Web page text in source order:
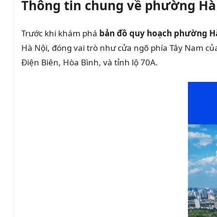
Thông tin chung về phường
Trước khi khám phá bản đồ quy hoạch phường
Hà Nội, đóng vai trò như cửa ngõ phía Tây Nam
Điện Biên, Hòa Bình, và tỉnh lộ 70A.